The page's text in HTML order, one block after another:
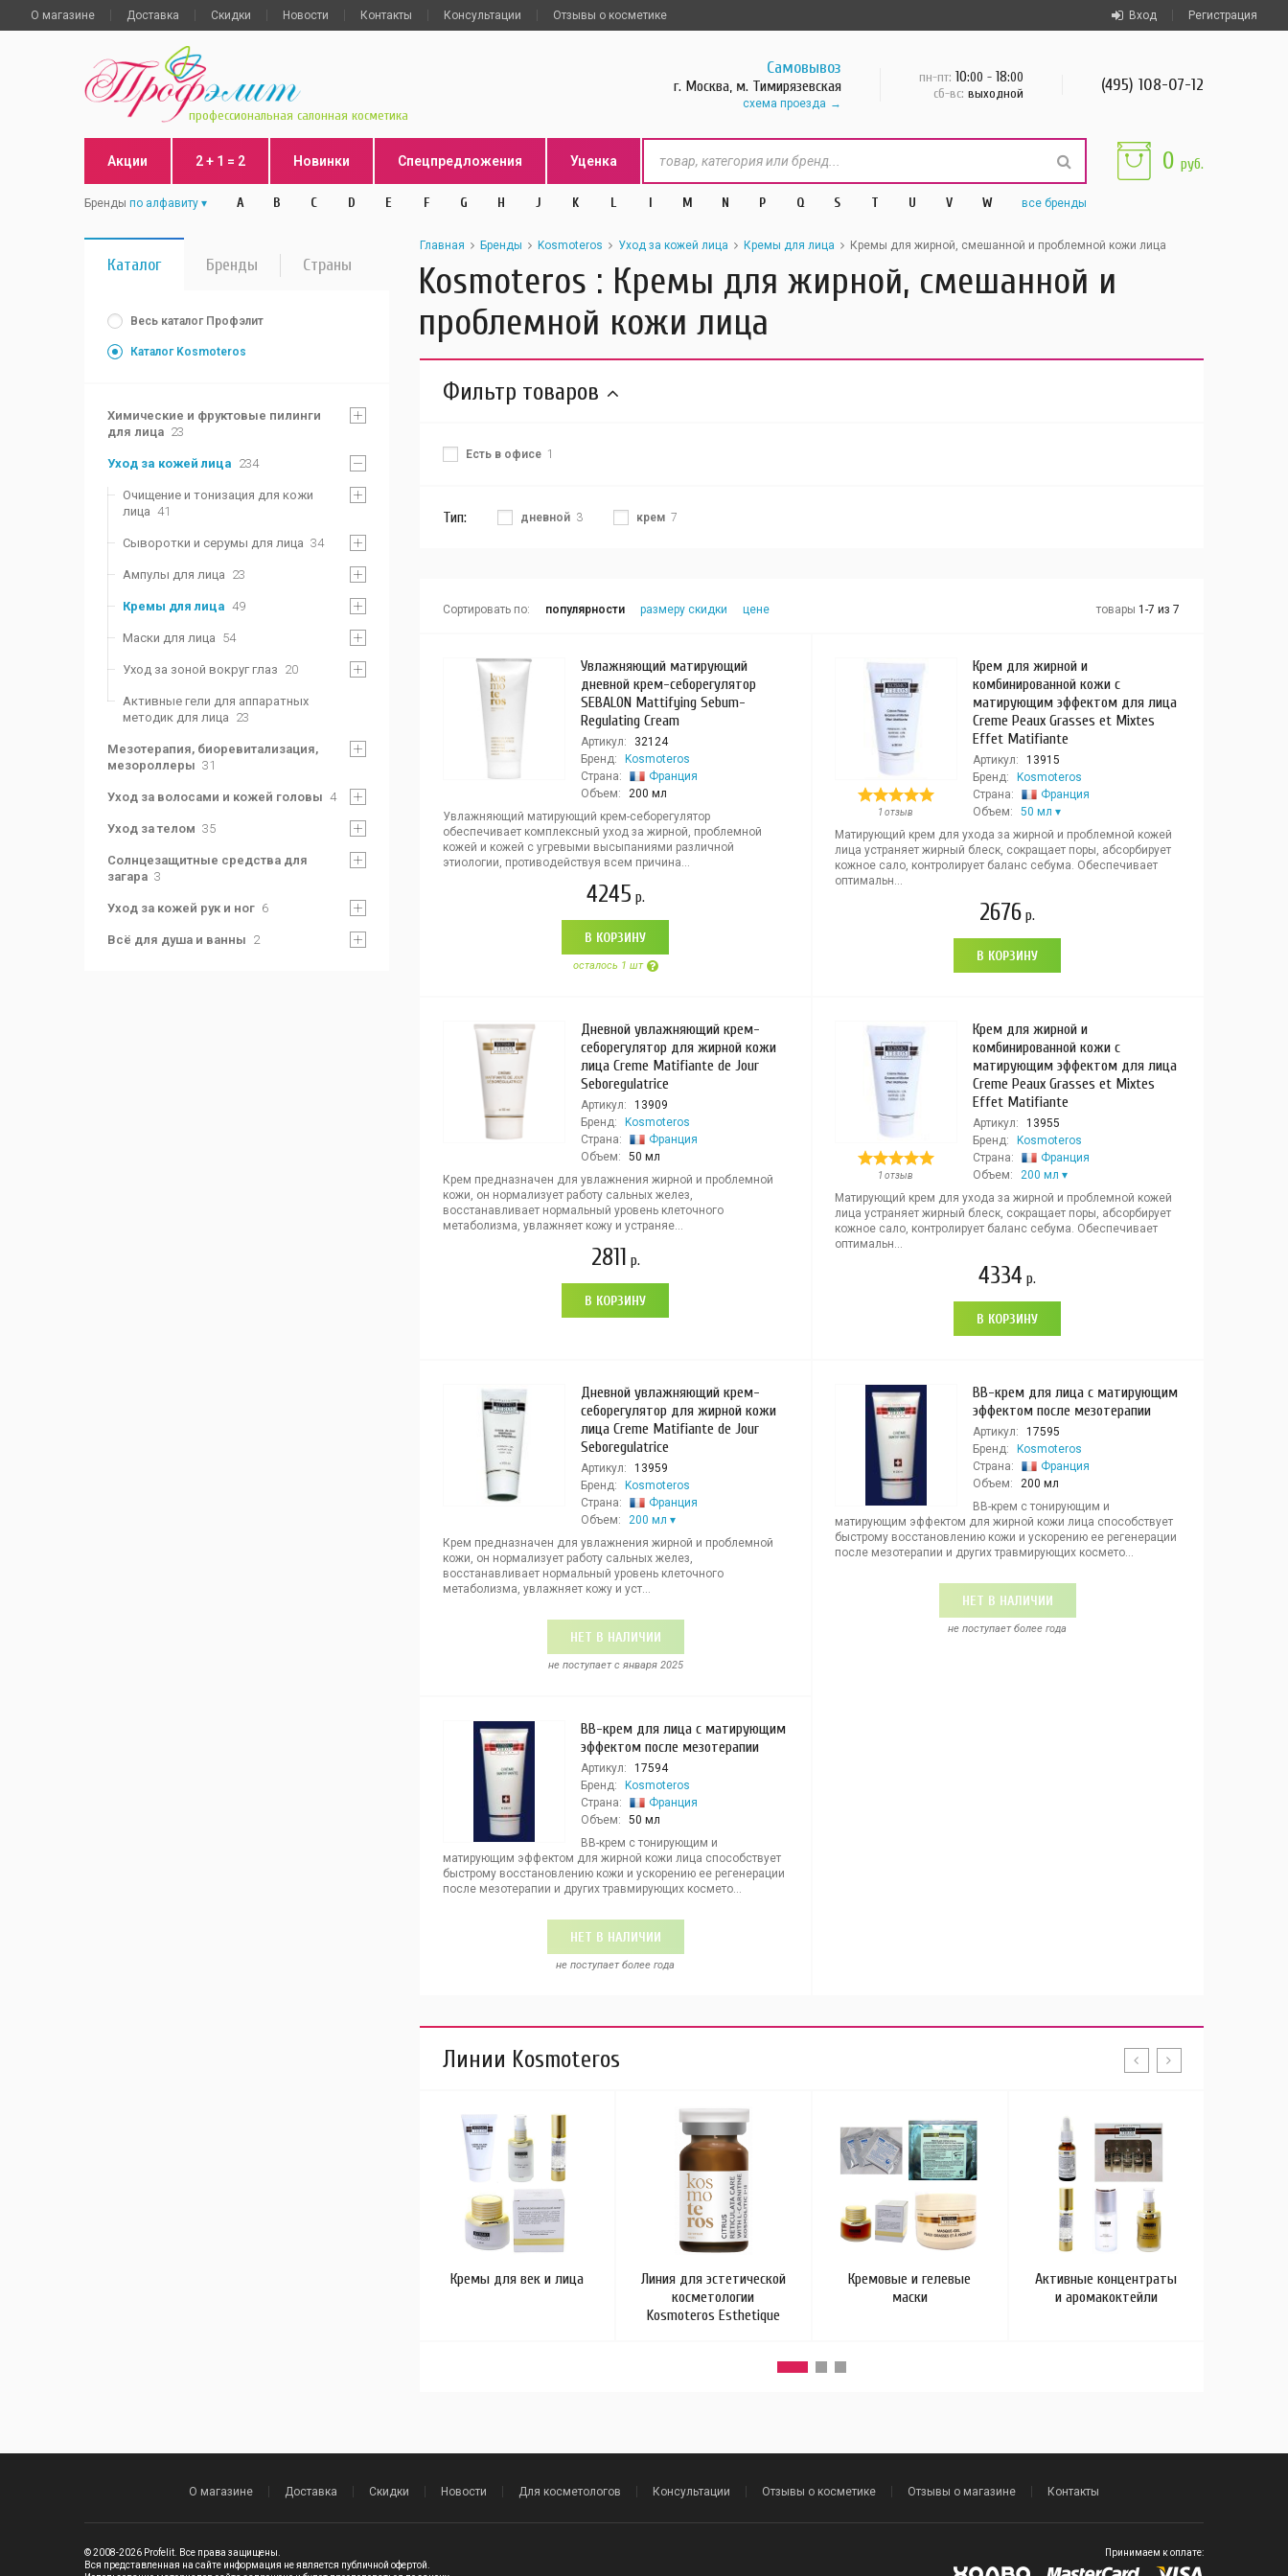
Вход Регистрация
О магазине Доставка Скидки Новости Контакты Консультации Отзывы о косметике
профессиональная салонная косметика
Самовывоз
г. Москва, м. Тимирязевская
схема проезда
пн-пт: 10:00 - 18:00
сб-вс: выходной (495) 108-07-12
Акции 2 + 1 = 2 Новинки Спецпредложения Уценка
Бренды по алфавиту A B C D E F G H J K L l M N P Q S T U V W все бренды
0 руб.
Каталог Бренды Страны
Весь каталог Профэлит
Каталог Kosmoteros
Химические и фруктовые пилинги
для лица 23
Уход за кожей лица 234
Очищение и тонизация для кожи
лица 41
Сыворотки и серумы для лица 34
Ампулы для лица 23
Кремы для лица 49
Маски для лица 54
Уход за зоной вокруг глаз 20
Активные гели для аппаратных
методик для лица 23
Мезотерапия, биоревитализация,
мезороллеры 31
Уход за волосами и кожей головы 4
Уход за телом 35
Солнцезащитные средства для
загара 3
Уход за кожей рук и ног 6
Всё для душа и ванны 2
Главная Бренды Kosmoteros Уход за кожей лица Кремы для лица Кремы для жирной, смешанной и проблемной кожи лица
Kosmoteros : Кремы для жирной, смешанной и
проблемной кожи лица
Фильтр товаров
Есть в офисе 1
Тип: дневной 3 крем 7
Сортировать по: популярности размеру скидки цене товары 1-7 из 7
Увлажняющий матирующий
дневной крем-себорегулятор
SEBALON Mattifying Sebum-
Regulating Cream
Артикул:
32124
Бренд:
Kosmoteros
Страна:
Франция
Объем:
200 мл
Увлажняющий матирующий крем-себорегулятор
обеспечивает комплексный уход за жирной, проблемной
кожей и кожей с угревыми высыпаниями различной
этиологии, противодействуя всем причина...
4245 р.
В КОРЗИНУ
осталось 1 шт
1 отзыв
Крем для жирной и
комбинированной кожи с
матирующим эффектом для лица
Creme Peaux Grasses et Mixtes
Effet Matifiante
Артикул:
13915
Бренд:
Kosmoteros
Страна:
Франция
Объем:
50 мл
Матирующий крем для ухода за жирной и проблемной кожей
лица устраняет жирный блеск, сокращает поры, абсорбирует
кожное сало, контролирует баланс себума. Обеспечивает
оптимальн...
2676 р.
В КОРЗИНУ
Дневной увлажняющий крем-
себорегулятор для жирной кожи
лица Creme Matifiante de Jour
Seboregulatrice
Артикул:
13909
Бренд:
Kosmoteros
Страна:
Франция
Объем:
50 мл
Крем предназначен для увлажнения жирной и проблемной
кожи, он нормализует работу сальных желез,
восстанавливает нормальный уровень клеточного
метаболизма, увлажняет кожу и устраняе...
2811 р.
В КОРЗИНУ
1 отзыв
Крем для жирной и
комбинированной кожи с
матирующим эффектом для лица
Creme Peaux Grasses et Mixtes
Effet Matifiante
Артикул:
13955
Бренд:
Kosmoteros
Страна:
Франция
Объем:
200 мл
Матирующий крем для ухода за жирной и проблемной кожей
лица устраняет жирный блеск, сокращает поры, абсорбирует
кожное сало, контролирует баланс себума. Обеспечивает
оптимальн...
4334 р.
В КОРЗИНУ
Дневной увлажняющий крем-
себорегулятор для жирной кожи
лица Creme Matifiante de Jour
Seboregulatrice
Артикул:
13959
Бренд:
Kosmoteros
Страна:
Франция
Объем:
200 мл
Крем предназначен для увлажнения жирной и проблемной
кожи, он нормализует работу сальных желез,
восстанавливает нормальный уровень клеточного
метаболизма, увлажняет кожу и уст...
НЕТ В НАЛИЧИИ
не поступает c января 2025
ВВ-крем для лица с матирующим
эффектом после мезотерапии
Артикул:
17595
Бренд:
Kosmoteros
Страна:
Франция
Объем:
200 мл
ВВ-крем с тонирующим и
матирующим эффектом для жирной кожи лица способствует
быстрому восстановлению кожи и ускорению ее регенерации
после мезотерапии и других травмирующих космето...
НЕТ В НАЛИЧИИ
не поступает более года
ВВ-крем для лица с матирующим
эффектом после мезотерапии
Артикул:
17594
Бренд:
Kosmoteros
Страна:
Франция
Объем:
50 мл
ВВ-крем с тонирующим и
матирующим эффектом для жирной кожи лица способствует
быстрому восстановлению кожи и ускорению ее регенерации
после мезотерапии и других травмирующих космето...
НЕТ В НАЛИЧИИ
не поступает более года
Линии Kosmoteros
Кремы для век и лица
Линия для эстетической
косметологии
Kosmoteros Esthetique
Кремовые и гелевые
маски
Активные концентраты
и аромакоктейли
О магазине Доставка Скидки Новости Для косметологов Консультации Отзывы о косметике Отзывы о магазине Контакты
© 2008-2026 Profelit. Все права защищены.
Вся представленная на сайте информация не является публичной офертой.
Принимаем к оплате: